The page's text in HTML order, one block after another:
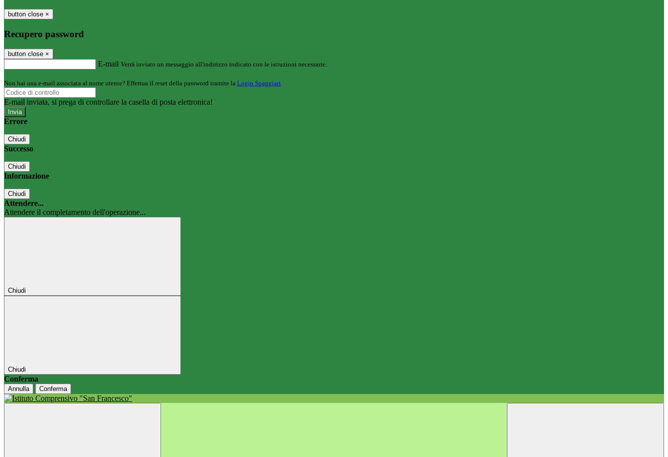
button close ×
Recupero password
button close ×
E-mail Verrà inviato un messaggio all'indirizzo indicato con le istruzioni necessarie.
Non hai una e-mail associata al nome utente? Effettua il reset della password tramite la Login Spaggiari
E-mail inviata, si prega di controllare la casella di posta elettronica!
Errore
Chiudi
Successo
Chiudi
Informazione
Chiudi
Attendere...
Attendere il completamento dell'operazione...
Chiudi
Chiudi
Conferma
Annulla Conferma